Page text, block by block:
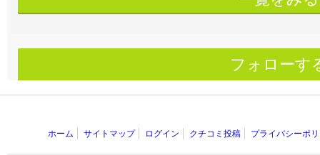
フォローす
ホーム サイトマップ ログイン クチコミ投稿 プライバシーポ